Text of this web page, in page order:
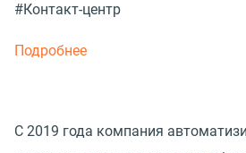
#Контакт-центр
Подробнее
С 2019 года компания